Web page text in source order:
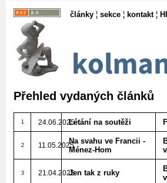
články ¦ sekce ¦ kontakt¦
Přehled vydaných článků
1 24.06.2025Létání na soutěži
2 11.05.2025Na svahu ve Francii -
Ménez-Hom
3 21.04.2025Jen tak z ruky